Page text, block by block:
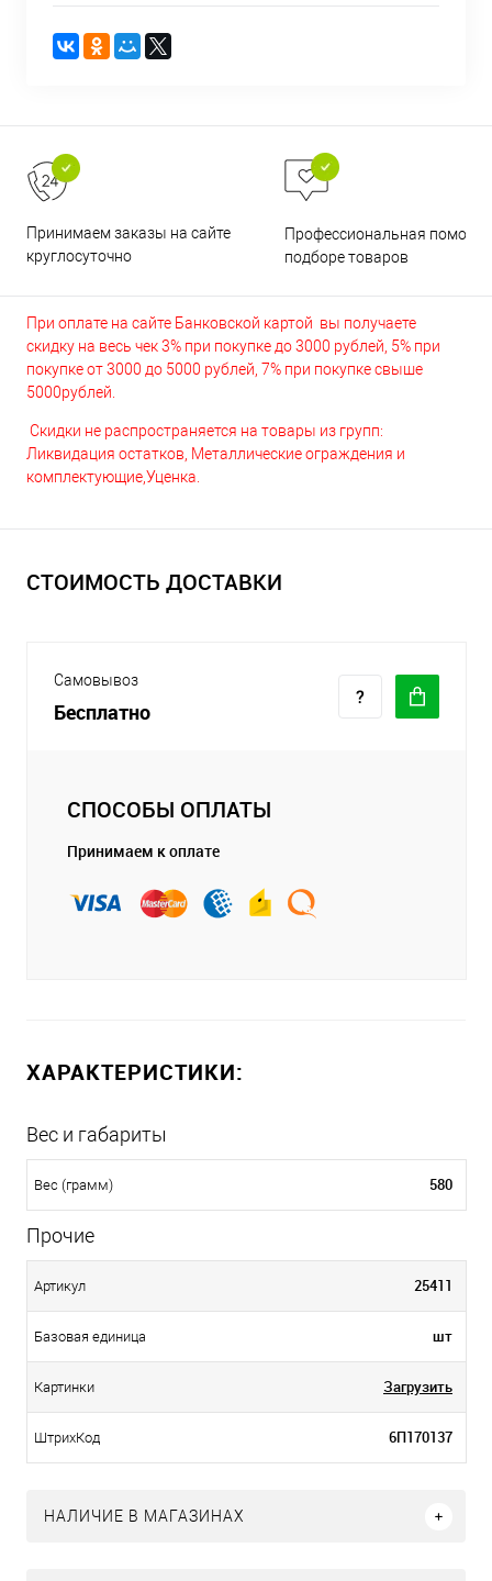
Принимаем заказы на сайте
круглосуточно
Профессиональная помощь
подборе товаров
При оплате на сайте Банковской картой вы получаете
скидку на весь чек 3% при покупке до 3000 рублей, 5% при
покупке от 3000 до 5000 рублей, 7% при покупке свыше
5000рублей.
Скидки не распространяется на товары из групп:
Ликвидация остатков, Металлические ограждения и
комплектующие,Уценка.
СТОИМОСТЬ ДОСТАВКИ
Самовывоз
Бесплатно
СПОСОБЫ ОПЛАТЫ
Принимаем к оплате
ХАРАКТЕРИСТИКИ:
Вес и габариты
Вес (грамм) 580
Прочие
Артикул 25411
Базовая единица шт
Картинки Загрузить
ШтрихКод 6П170137
НАЛИЧИЕ В МАГАЗИНАХ